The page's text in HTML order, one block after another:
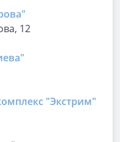
12
"Экстрим"